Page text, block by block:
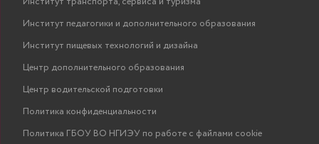
Институт педагогики и дополнительного образования
Институт пищевых технологий и дизайна
Центр дополнительного образования
Центр водительской подготовки
Политика конфиденциальности
Политика ГБОУ ВО НГИЭУ по работе с файлами cookie